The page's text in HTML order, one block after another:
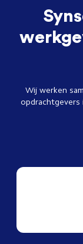
Wij werken